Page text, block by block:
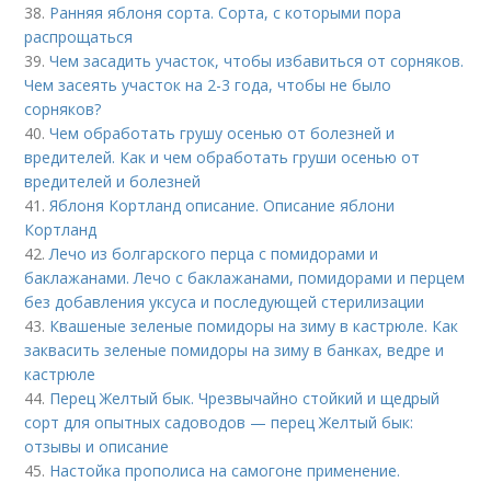
38. Ранняя яблоня сорта. Сорта, с которыми пора
распрощаться
39.Чем засадить участок, чтобы избавиться от сорняков.
Чем засеять участок на 2-3 года, чтобы не было
сорняков?
40.Чем обработать грушу осенью от болезней и
вредителей. Как и чем обработать груши осенью от
вредителей и болезней
41. Яблоня Кортланд описание. Описание яблони
Кортланд
42. Лечо из болгарского перца с помидорами и
баклажанами. Лечо с баклажанами, помидорами и перцем
без добавления уксуса и последующей стерилизации
43. Квашеные зеленые помидоры на зиму в кастрюле. Как
заквасить зеленые помидоры на зиму в банках, ведре и
кастрюле
44. Перец Желтый бык. Чрезвычайно стойкий и щедрый
сорт для опытных садоводов — перец Желтый бык:
отзывы и описание
45. Настойка прополиса на самогоне применение.